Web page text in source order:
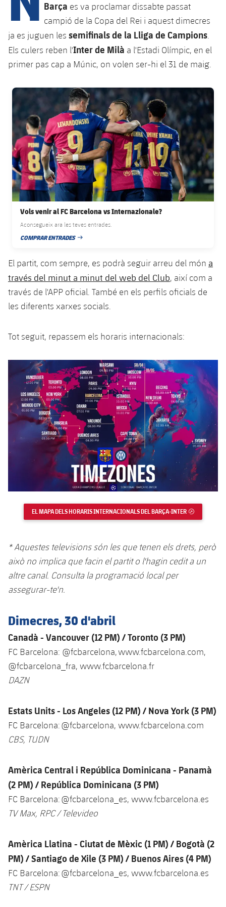
plusicon
més
Instal·lacions
Spotify Camp Nou
Palau Blaugrana
Estadi Johan Cruyff
Barça Cafe
Ciutat Esportiva
La Masia
plusicon
més
Serveis
Accessibilitat
plusicon
més
Acreditacions
Instal·lacions
SUB13
SUB12
SUB11 A
SUB10 A
SUB10 B
SUB9 A
SUB9 B
SUB8 A
SUB13 B
SUB12 C
Entrades
Gameday Shows
Classificacions
Jugadors
Fotos
Història
Palmarès
Base
Barça Atlètic
Junior
Cadet B
Infantil A
Infantil B
Mini
Campus Estiu
PLUSICON
MÉS
plusicon
més
Calendari
Entrades
Resultats
Classificació
Jugadors
Fotos
Història
Palmarès
Barça Atlètic
plusicon
més
Actualitat
Calendari
Resultats
Classificació
Jugadors
Fotos
Base
plusicon
més
Actualitat
Juvenil
Cadet A
Cadet B
Infantil A
Infantil B
PLUSICON
MÉS
Primer equip
plusicon
més
Actualitat
Calendari
Classificació
Palmarès
Història
Barça Atlètic
plusicon
més
Actualitat
Resultats
Base
plusicon
més
Juvenil
Cadet
PLUSICON
MÉS
Primer equip
plusicon
més
Actualitat
Calendari
Entrades
Resultats
Classificació
Jugadors
Història
Barça Atlètic
plusicon
més
Actualitat
Calendari
Resultats
Jugadors
Classificació
Base
plusicon
més
Actualitat
Barça C
Junior
Juvenil
Infantil
Aleví
Campus Estiu
PLUSICON
MÉS
Informació general
plusicon
Notícies
Atletisme
plusicon
més
Masculí
Femení
Agenda
plusicon
més
Jugadors
Calendari
Classificació
Actualitat
Jugadors
Resultats
Classificació
Hoquei herba
plusicon
més
Notícies
Hockey Herba Femení
Patinatge artístic
plusicon
més
Plantilla
Agenda
Rugby
plusicon
més
Actualitat
Calendari
Resultats
Classificació
Fotos
Voleibol
plusicon
més
Voleibol masculí
Voleibol femení
Apunta't a les amateurs
PLUSICON
MÉS
VALORANT Rising
VALORANT Game Changers
Barça es va proclamar dissabte passat
campió de la Copa del Rei i aquest dimecres
ja es juguen les semifinals de la Lliga de Campions
Els culers reben l'Inter de Milà a l'Estadi Olímpic, en el
primer pas cap a Múnic, on volen ser-hi el 31 de maig.
FC Barcelona club badge
Vols venir al FC Barcelona vs Internazionale?
Aconsegueix ara les teves entrades.
COMPRAR ENTRADES
DATA DE PUBLICACIÓ
El partit, com sempre, es podrà seguir arreu del món a
través del minut a minut del web del Club, així com a
través de l'APP oficial. També en els perfils oficials de
les diferents xarxes socials.
Tot seguit, repassem els horaris internacionals:
EL MAPA DELS HORARIS INTERNACIONALS DEL BARÇA-INTER
* Aquestes televisions són les que tenen els drets, però
això no implica que facin el partit o l'hagin cedit a un
altre canal. Consulta la programació local per
assegurar-te'n.
Dimecres, 30 d'abril
Canadà - Vancouver (12 PM) / Toronto (3 PM)
FC Barcelona: @fcbarcelona, www.fcbarcelona.com,
@fcbarcelona_fra, www.fcbarcelona.fr
DAZN
Estats Units - Los Angeles (12 PM) / Nova York (3 PM)
FC Barcelona: @fcbarcelona, www.fcbarcelona.com
CBS, TUDN
Amèrica Central i República Dominicana - Panamà
(2 PM) / República Dominicana (3 PM)
FC Barcelona: @fcbarcelona_es, www.fcbarcelona.es
TV Max, RPC / Televideo
Amèrica Llatina - Ciutat de Mèxic (1 PM) / Bogotà (2
PM) / Santiago de Xile (3 PM) / Buenos Aires (4 PM)
FC Barcelona: @fcbarcelona_es, www.fcbarcelona.es
TNT / ESPN